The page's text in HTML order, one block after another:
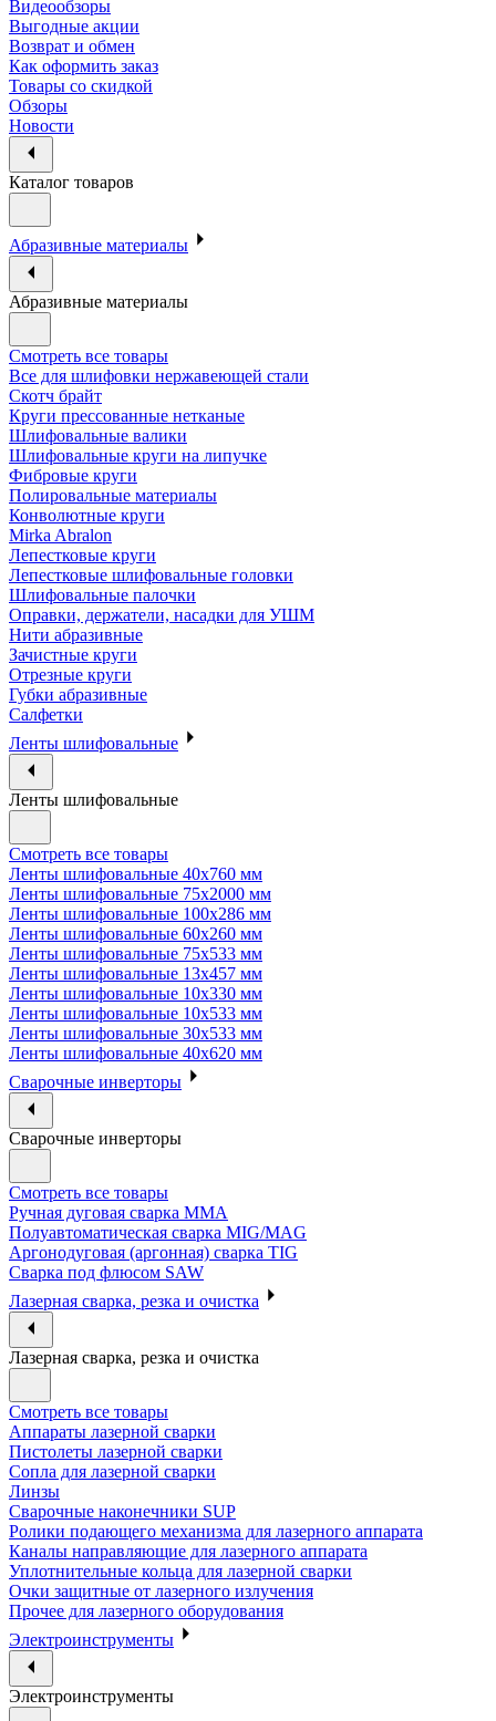
Видеообзоры
Выгодные акции
Возврат и обмен
Как оформить заказ
Товары со скидкой
Обзоры
Новости
Каталог товаров
Абразивные материалы
Абразивные материалы
Смотреть все товары
Все для шлифовки нержавеющей стали
Скотч брайт
Круги прессованные нетканые
Шлифовальные валики
Шлифовальные круги на липучке
Фибровые круги
Полировальные материалы
Конволютные круги
Mirka Abralon
Лепестковые круги
Лепестковые шлифовальные головки
Шлифовальные палочки
Оправки, держатели, насадки для УШМ
Нити абразивные
Зачистные круги
Отрезные круги
Губки абразивные
Салфетки
Ленты шлифовальные
Ленты шлифовальные
Смотреть все товары
Ленты шлифовальные 40х760 мм
Ленты шлифовальные 75х2000 мм
Ленты шлифовальные 100х286 мм
Ленты шлифовальные 60х260 мм
Ленты шлифовальные 75х533 мм
Ленты шлифовальные 13х457 мм
Ленты шлифовальные 10х330 мм
Ленты шлифовальные 10х533 мм
Ленты шлифовальные 30х533 мм
Ленты шлифовальные 40х620 мм
Сварочные инверторы
Сварочные инверторы
Смотреть все товары
Ручная дуговая сварка MMA
Полуавтоматическая сварка MIG/MAG
Аргонодуговая (аргонная) сварка TIG
Сварка под флюсом SAW
Лазерная сварка, резка и очистка
Лазерная сварка, резка и очистка
Смотреть все товары
Аппараты лазерной сварки
Пистолеты лазерной сварки
Сопла для лазерной сварки
Линзы
Сварочные наконечники SUP
Ролики подающего механизма для лазерного аппарата
Каналы направляющие для лазерного аппарата
Уплотнительные кольца для лазерной сварки
Очки защитные от лазерного излучения
Прочее для лазерного оборудования
Электроинструменты
Электроинструменты